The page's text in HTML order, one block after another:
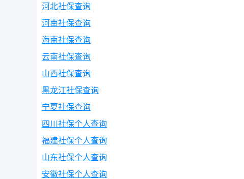
河北社保查询
河南社保查询
海南社保查询
云南社保查询
山西社保查询
黑龙江社保查询
宁夏社保查询
四川社保个人查询
福建社保个人查询
山东社保个人查询
安徽社保个人查询